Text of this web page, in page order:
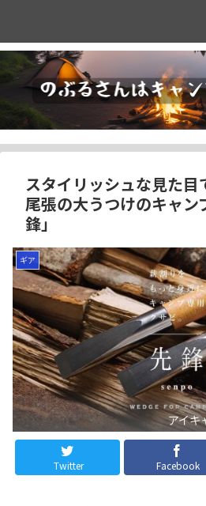
スタイリッシュな見た目
尾張の大うつけのキャン
鋒」
ギア
アイキ
Twitter Facebook